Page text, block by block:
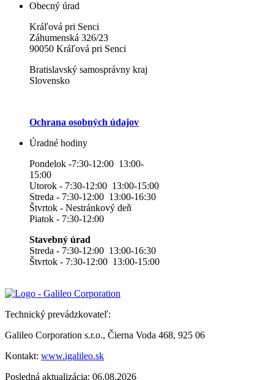
Obecný úrad
Kráľová pri Senci
Záhumenská 326/23
90050 Kráľová pri Senci
Bratislavský samosprávny kraj
Slovensko
Ochrana osobných údajov
Úradné hodiny
Pondelok -7:30-12:00 13:00-
15:00
Utorok - 7:30-12:00 13:00-15:00
Streda - 7:30-12:00 13:00-16:30
Štvrtok - Nestránkový deň
Piatok - 7:30-12:00
Stavebný úrad
Streda - 7:30-12:00 13:00-16:30
Štvrtok - 7:30-12:00 13:00-15:00
Technický prevádzkovateľ:
Galileo Corporation s.r.o., Čierna Voda 468, 925 06
Kontakt: www.igalileo.sk
Posledná aktualizácia: 06.08.2026